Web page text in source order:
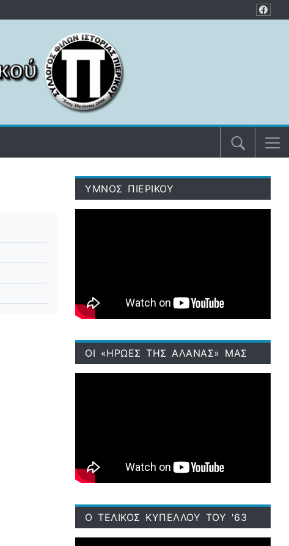
ΥΜΝΟΣ ΠΙΕΡΙΚΟΥ
ΟΙ «ΗΡΩΕΣ ΤΗΣ ΑΛΑΝΑΣ» ΜΑΣ
Ο ΤΕΛΙΚΟΣ ΚΥΠΕΛΛΟΥ ΤΟΥ '63